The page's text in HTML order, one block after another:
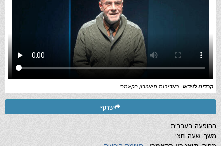
קרדיט לוידאו: באדיבות תיאטרון הקאמרי
שתף
ההופעה בעברית
משך: שעה וחצי